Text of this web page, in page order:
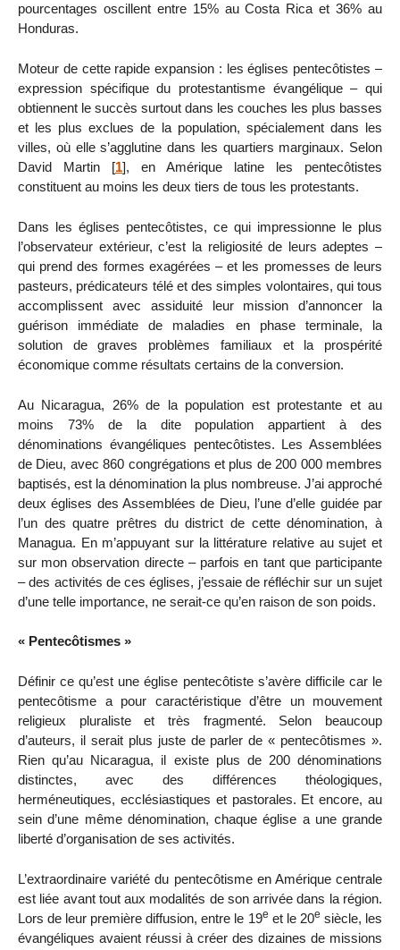
pourcentages oscillent entre 15% au Costa Rica et 36% au
Honduras.
Moteur de cette rapide expansion : les églises pentecôtistes –
expression spécifique du protestantisme évangélique – qui
obtiennent le succès surtout dans les couches les plus basses
et les plus exclues de la population, spécialement dans les
villes, où elle s’agglutine dans les quartiers marginaux. Selon
David Martin [1], en Amérique latine les pentecôtistes
constituent au moins les deux tiers de tous les protestants.
Dans les églises pentecôtistes, ce qui impressionne le plus
l’observateur extérieur, c’est la religiosité de leurs adeptes –
qui prend des formes exagérées – et les promesses de leurs
pasteurs, prédicateurs télé et des simples volontaires, qui tous
accomplissent avec assiduité leur mission d’annoncer la
guérison immédiate de maladies en phase terminale, la
solution de graves problèmes familiaux et la prospérité
économique comme résultats certains de la conversion.
Au Nicaragua, 26% de la population est protestante et au
moins 73% de la dite population appartient à des
dénominations évangéliques pentecôtistes. Les Assemblées
de Dieu, avec 860 congrégations et plus de 200 000 membres
baptisés, est la dénomination la plus nombreuse. J’ai approché
deux églises des Assemblées de Dieu, l’une d’elle guidée par
l’un des quatre prêtres du district de cette dénomination, à
Managua. En m’appuyant sur la littérature relative au sujet et
sur mon observation directe – parfois en tant que participante
– des activités de ces églises, j’essaie de réfléchir sur un sujet
d’une telle importance, ne serait-ce qu’en raison de son poids.
« Pentecôtismes »
Définir ce qu’est une église pentecôtiste s’avère difficile car le
pentecôtisme a pour caractéristique d’être un mouvement
religieux pluraliste et très fragmenté. Selon beaucoup
d’auteurs, il serait plus juste de parler de « pentecôtismes ».
Rien qu’au Nicaragua, il existe plus de 200 dénominations
distinctes, avec des différences théologiques,
herméneutiques, ecclésiastiques et pastorales. Et encore, au
sein d’une même dénomination, chaque église a une grande
liberté d’organisation de ses activités.
L’extraordinaire variété du pentecôtisme en Amérique centrale
est liée avant tout aux modalités de son arrivée dans la région.
Lors de leur première diffusion, entre le 19e et le 20e siècle, les
évangéliques avaient réussi à créer des dizaines de missions